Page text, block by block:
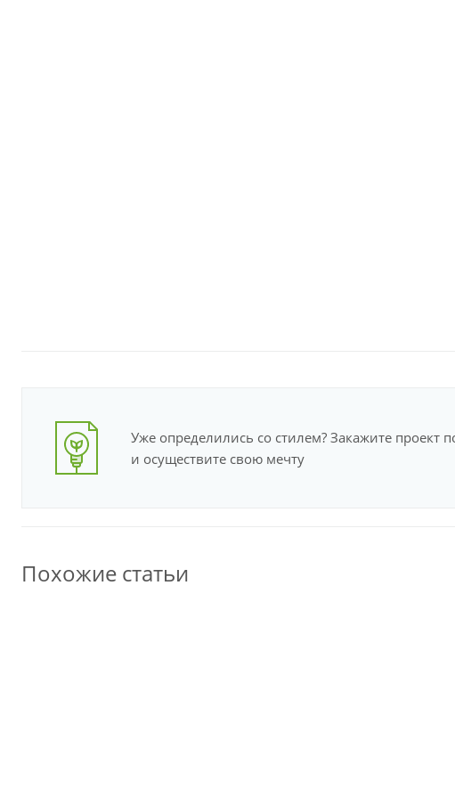
Уже определились со стилем? Закажите проект
и осуществите свою мечту
Похожие статьи